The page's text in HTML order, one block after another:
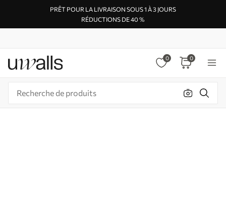
PRÊT POUR LA LIVRAISON SOUS 1 À 3 JOURS
RÉDUCTIONS DE 40 %
0 0